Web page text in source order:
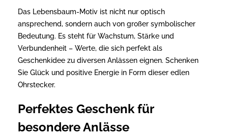
Das Lebensbaum-Motiv ist nicht nur optisch
ansprechend, sondern auch von großer symbolischer
Bedeutung. Es steht für Wachstum, Stärke und
Verbundenheit – Werte, die sich perfekt als
Geschenkidee zu diversen Anlässen eignen. Schenken
Sie Glück und positive Energie in Form dieser edlen
Ohrstecker.
Perfektes Geschenk für
besondere Anlässe